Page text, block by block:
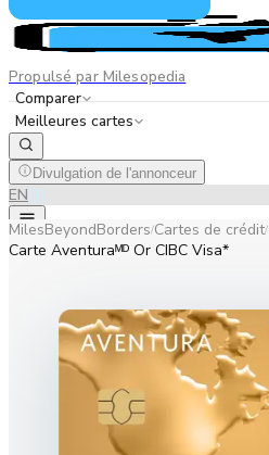
Propulsé par Milesopedia
Comparer
Meilleures cartes
Divulgation de l'annonceur
ENFR
MilesBeyondBorders/Cartes de crédit/
Carte Aventuraᴹᴰ Or CIBC Visa*